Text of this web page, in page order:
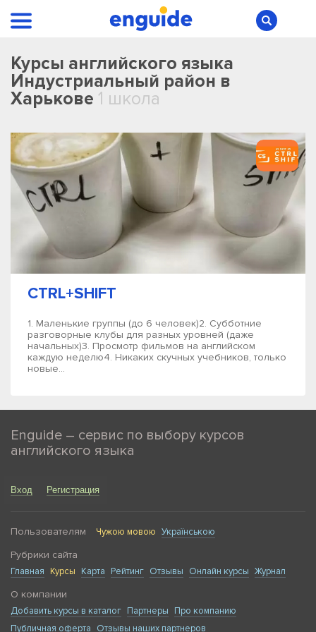
Курсы английского языка
Индустриальный район в
Харькове 1 школа
CTRL+SHIFT
1. Маленькие группы (до 6 человек)2. Субботние
разговорные клубы для разных уровней (даже
начальных)3. Просмотр фильмов на английском
каждую неделю4. Никаких скучных учебников, только
новые...
Enguide – сервис по выбору курсов
английского языка
Вход Регистрация
Пользователям Чужою мовою Українською
Рубрики сайта
Главная Курсы Карта Рейтинг Отзывы Онлайн курсы Журнал
О компании
Добавить курсы в каталог Партнеры
Про компанию
Публичная оферта
Отзывы наших партнеров